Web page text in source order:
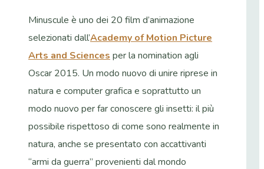
Minuscule è uno dei 20 film d’animazione
selezionati dall’Academy of Motion Picture
Arts and Sciences per la nomination agli
Oscar 2015. Un modo nuovo di unire riprese in
natura e computer grafica e soprattutto un
modo nuovo per far conoscere gli insetti: il più
possibile rispettoso di come sono realmente in
natura, anche se presentato con accattivanti
“armi da guerra” provenienti dal mondo